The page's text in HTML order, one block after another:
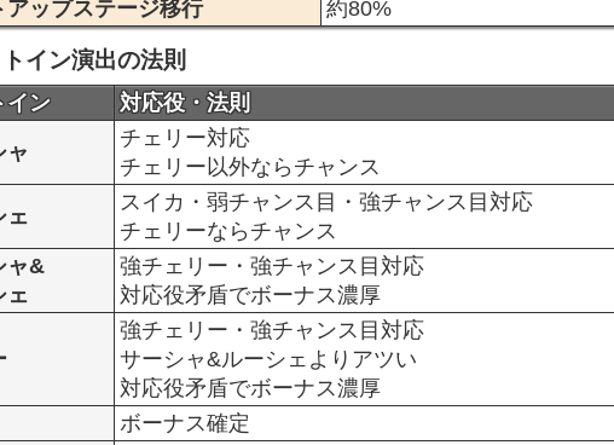
アップステージ移行
約80%
イン演出の法則
イン 対応役・法則
ャ
チェリー対応
チェリー以外ならチャンス
ェ
スイカ・弱チャンス目・強チャンス目対応
チェリーならチャンス
ャ&
ェ
強チェリー・強チャンス目対応
対応役矛盾でボーナス濃厚
強チェリー・強チャンス目対応
サーシャ&ルーシェよりアツい
対応役矛盾でボーナス濃厚
ボーナス確定